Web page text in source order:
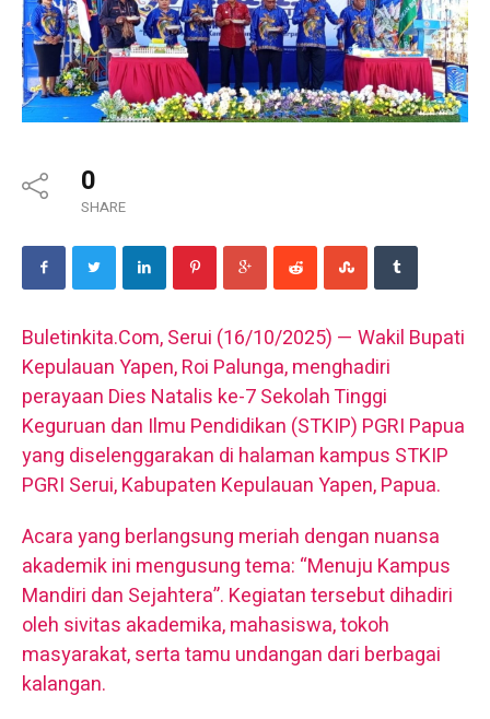
0
SHARE
Buletinkita.Com, Serui (16/10/2025) — Wakil Bupati
Kepulauan Yapen, Roi Palunga, menghadiri
perayaan Dies Natalis ke-7 Sekolah Tinggi
Keguruan dan Ilmu Pendidikan (STKIP) PGRI Papua
yang diselenggarakan di halaman kampus STKIP
PGRI Serui, Kabupaten Kepulauan Yapen, Papua.
Acara yang berlangsung meriah dengan nuansa
akademik ini mengusung tema: “Menuju Kampus
Mandiri dan Sejahtera”. Kegiatan tersebut dihadiri
oleh sivitas akademika, mahasiswa, tokoh
masyarakat, serta tamu undangan dari berbagai
kalangan.